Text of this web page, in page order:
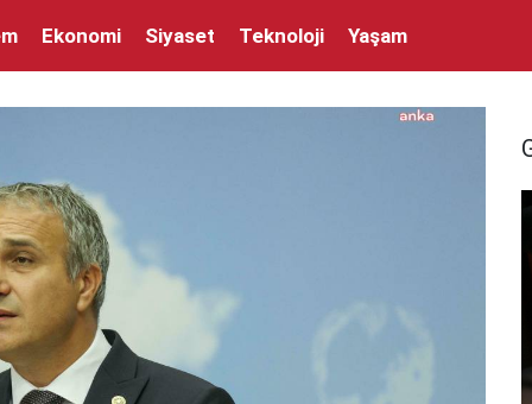
Ekonomi Siyaset Teknoloji Yaşam